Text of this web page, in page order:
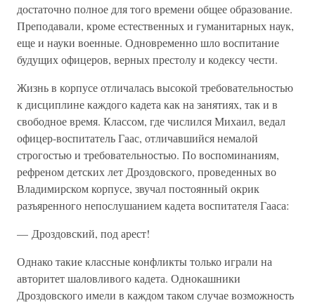
достаточно полное для того времени общее образование.
Преподавали, кроме естественных и гуманитарных наук,
еще и науки военные. Одновременно шло воспитание
будущих офицеров, верных престолу и кодексу чести.
Жизнь в корпусе отличалась высокой требовательностью
к дисциплине каждого кадета как на занятиях, так и в
свободное время. Классом, где числился Михаил, ведал
офицер-воспитатель Гаас, отличавшийся немалой
строгостью и требовательностью. По воспоминаниям,
рефреном детских лет Дроздовского, проведенных во
Владимирском корпусе, звучал постоянный окрик
разъяренного непослушанием кадета воспитателя Гааса:
— Дроздовский, под арест!
Однако такие классные конфликты только играли на
авторитет шаловливого кадета. Однокашники
Дроздовского имели в каждом таком случае возможность